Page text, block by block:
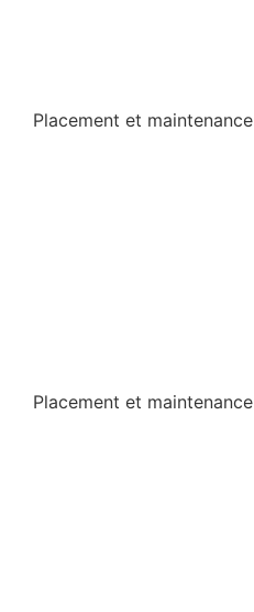
Placement et maintenance
Placement et maintenance